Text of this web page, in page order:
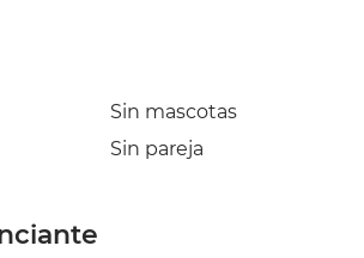
Sin mascotas
Sin pareja